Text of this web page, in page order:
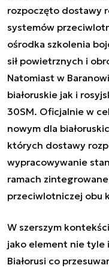
rozpoczęto dostawy
systemów
ośrodka szkolenia
sił powietrznych i
Natomiast w
białoruskie jak i
30SM. Oficjalnie w
nowym dla
których dostawy
wypracowywanie
ramach
przeciwlotniczej obu
W szerszym
jako element nie tyle
Białorusi co